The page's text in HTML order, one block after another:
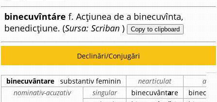
binecuvîntáre f. Acțiunea de a binecuvînta,
benedicțiune. (Sursa: Scriban ) Copy to clipboard
Declinări/Conjugări
binecuvântare substantiv feminin nearticulat
nominativ-acuzativ
singular binecuvântare